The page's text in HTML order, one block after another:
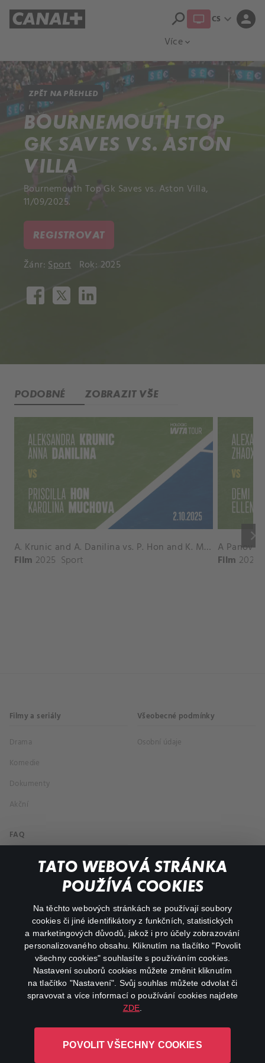
TATO WEBOVÁ STRÁNKA
POUŽÍVÁ COOKIES
Na těchto webových stránkách se používají soubory
cookies či jiné identifikátory z funkčních, statistických
a marketingových důvodů, jakož i pro účely zobrazování
personalizovaného obsahu. Kliknutím na tlačítko "Povolit
všechny cookies" souhlasíte s používáním cookies.
Nastavení souborů cookies můžete změnit kliknutím
na tlačítko "Nastavení". Svůj souhlas můžete odvolat či
spravovat a více informací o používání cookies najdete
ZDE
POVOLIT VŠECHNY COOKIES
Více expand_more
search CS expand_more person
ZPĚT NA PŘEHLED
BOURNEMOUTH TOP
GK SAVES VS. ASTON
VILLA
Bournemouth Top Gk Saves vs. Aston Villa,
11/09/2025.
REGISTROVAT
Žánr:Sport Rok: 2025
PODOBNÉ ZOBRAZIT VŠE
keyboard_arrow_right
A. Krunic and A. Danilina vs. P. Hon and K. Muchova Match Highlights - BEIJING_Capital Group Diamond ( October 02, 2025)
Film 2025 Sport Film 2026
Filmy a seriály
Drama
Komedie
Dokumenty
Akční
Všeobecné podmínky
Osobní údaje
FAQ
Můj účet
Důležité odkazy
facebookinstagram
youtube
L-1246 Luxembourg R.C.S.